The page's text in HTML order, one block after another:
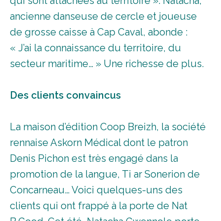
ancienne danseuse de cercle et joueuse
de grosse caisse à Cap Caval, abonde :
« J’ai la connaissance du territoire, du
secteur maritime… » Une richesse de plus.
Des clients convaincus
La maison d’édition Coop Breizh, la société
rennaise Askorn Médical dont le patron
Denis Pichon est très engagé dans la
promotion de la langue, Ti ar Sonerion de
Concarneau… Voici quelques-uns des
clients qui ont frappé à la porte de Nat